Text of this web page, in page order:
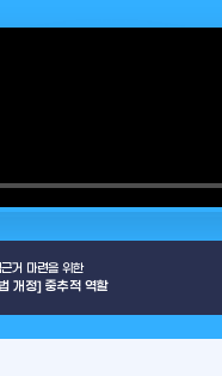
거 마련을 위한
개정] 중추적 역할